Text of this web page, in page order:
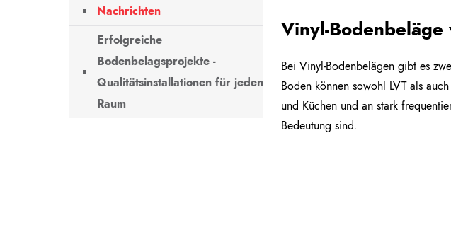
Nachrichten
Erfolgreiche
Bodenbelagsprojekte -
Qualitätsinstallationen für jeden
Raum
Vinyl-Bodenbeläge
Bei Vinyl-Bodenbelägen gibt es
Boden können sowohl LVT als
und Küchen und an stark
Bedeutung sind.